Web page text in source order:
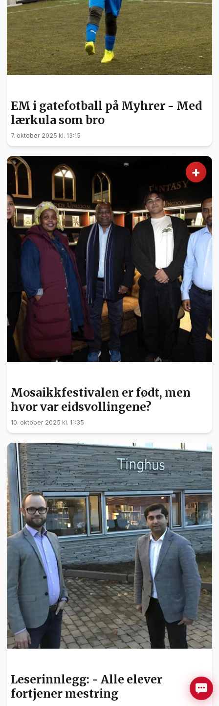
EM i gatefotball på Myhrer - Med
lærkula som bro
7. oktober 2025 kl. 13:15
+
Mosaikkfestivalen er født, men
hvor var eidsvollingene?
10. oktober 2025 kl. 11:35
Leserinnlegg: - Alle elever
fortjener mestring